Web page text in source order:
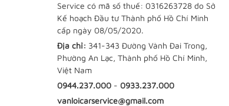
Service có mã số thuế: 0316263728 do Sở
Kế hoạch Đầu tư Thành phố Hồ Chí Minh
cấp ngày 08/05/2020.
Địa chỉ: 341-343 Đường Vành Đai Trong,
Phường An Lạc, Thành phố Hồ Chí Minh,
Việt Nam
0944.237.000 - 0933.237.000
vanloicarservice@gmail.com